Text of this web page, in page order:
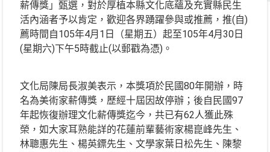
薪傳獎」甄選，對於厚植本縣文化底蘊及充實縣民生
活內涵者予以肯定，歡迎各界踴躍參與或推薦，推(自)
薦時間自105年4月1日（星期五）起至105年4月30日
(星期六)下午5時截止(以郵戳為憑)。
文化局陳局長淑美表示，本獎項於民國80年開辦，時
名為美術家薪傳獎，歷經十屆因故停辦；後自民國97
年起恢復辦理文化薪傳獎迄今，共已有62人獲此殊
榮，如大家耳熟能詳的花蓮前輩藝術家楊崑峰先生、
林聰惠先生、楊英鏢先生、文學家葉日松先生、陳黎